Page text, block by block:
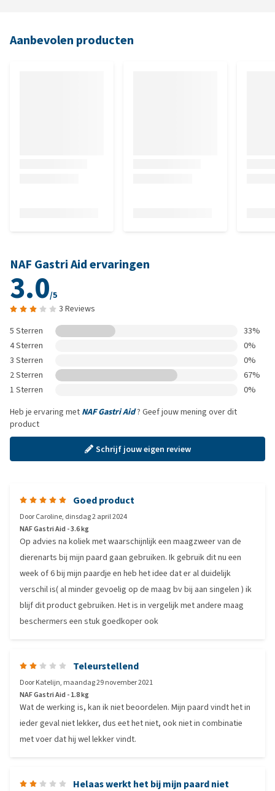
Aanbevolen producten
NAF Gastri Aid ervaringen
3.0/5
3 Reviews
5 Sterren
33%
4 Sterren
0%
3 Sterren
0%
2 Sterren
67%
1 Sterren
0%
Heb je ervaring met NAF Gastri Aid? Geef jouw mening over dit
product
Schrijf jouw eigen review
Goed product
DoorCaroline, dinsdag 2 april 2024
NAF Gastri Aid - 3.6 kg
Op advies na koliek met waarschijnlijk een maagzweer van de
dierenarts bij mijn paard gaan gebruiken. Ik gebruik dit nu een
week of 6 bij mijn paardje en heb het idee dat er al duidelijk
verschil is( al minder gevoelig op de maag bv bij aan singelen ) ik
blijf dit product gebruiken. Het is in vergelijk met andere maag
beschermers een stuk goedkoper ook
Teleurstellend
DoorKatelijn, maandag 29 november 2021
NAF Gastri Aid - 1.8 kg
Wat de werking is, kan ik niet beoordelen. Mijn paard vindt het in
ieder geval niet lekker, dus eet het niet, ook niet in combinatie
met voer dat hij wel lekker vindt.
Helaas werkt het bij mijn paard niet